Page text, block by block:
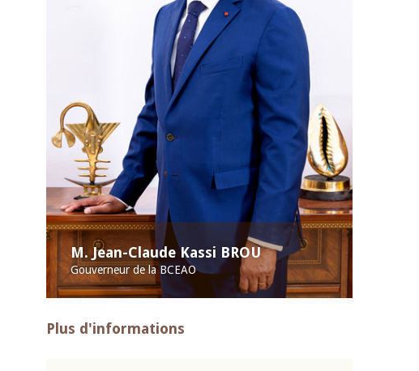
M. Jean-Claude Kassi BROU
Gouverneur de la BCEAO
Plus d'informations